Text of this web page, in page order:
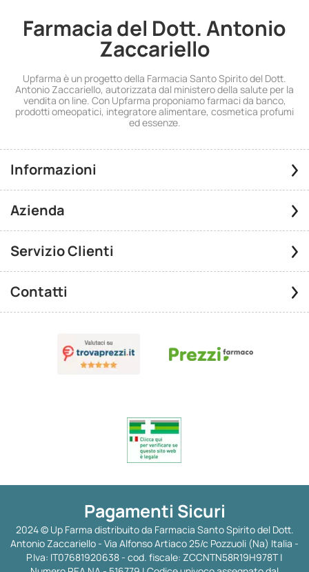
Farmacia del Dott. Antonio
Zaccariello
Upfarma è un progetto della Farmacia Santo Spirito del Dott.
Antonio Zaccariello, autorizzata dal ministero della salute per la
vendita on line. Con Upfarma proponiamo farmaci da banco,
prodotti omeopatici, integratore alimentare, cosmetica profumi
ed essenze.
Informazioni
Azienda
Servizio Clienti
Contatti
Pagamenti Sicuri
2024 © Up Farma distribuito da Farmacia Santo Spirito del Dott.
Antonio Zaccariello - Via Alfonso Artiaco 25/c Pozzuoli (Na) Italia -
P.Iva: IT07681920638 - cod. fiscale: ZCCNTN58R19H978T |